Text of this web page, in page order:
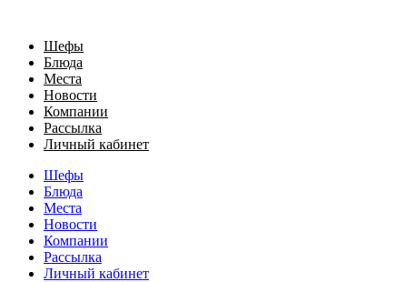
Шефы
Блюда
Места
Новости
Компании
Рассылка
Личный кабинет
Шефы
Блюда
Места
Новости
Компании
Рассылка
Личный кабинет